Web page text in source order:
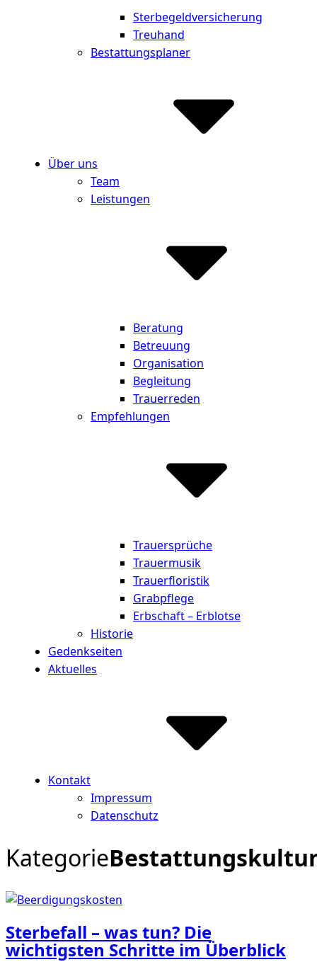
Sterbegeldversicherung
Treuhand
Bestattungsplaner
Über uns
Team
Leistungen
Beratung
Betreuung
Organisation
Begleitung
Trauerreden
Empfehlungen
Trauersprüche
Trauermusik
Trauerfloristik
Grabpflege
Erbschaft – Erblotse
Historie
Gedenkseiten
Aktuelles
Kontakt
Impressum
Datenschutz
Kategorie
Sterbefall – was tun? Die
wichtigsten Schritte im Überblick